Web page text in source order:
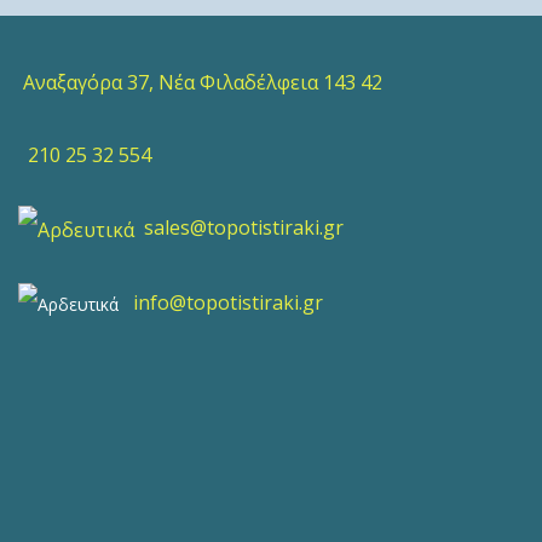
Αναξαγόρα 37, Νέα Φιλαδέλφεια 143 42
210 25 32 554
sales@topotistiraki.gr
info@topotistiraki.gr